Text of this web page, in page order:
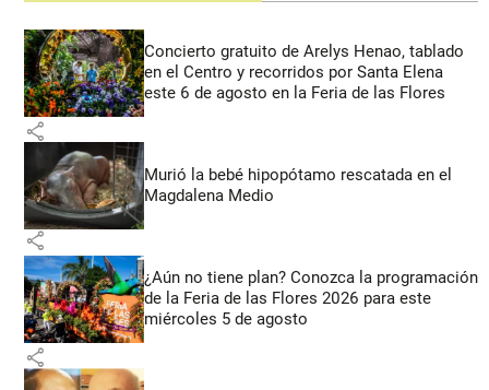
Concierto gratuito de Arelys Henao, tablado
en el Centro y recorridos por Santa Elena
este 6 de agosto en la Feria de las Flores
share
Murió la bebé hipopótamo rescatada en el
Magdalena Medio
share
¿Aún no tiene plan? Conozca la programación
de la Feria de las Flores 2026 para este
miércoles 5 de agosto
share